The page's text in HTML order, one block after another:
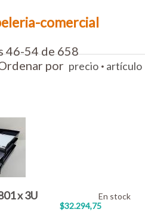
comercial
46-54 de 658
por precio · artículo
x 3U
$32.294,75
En stock